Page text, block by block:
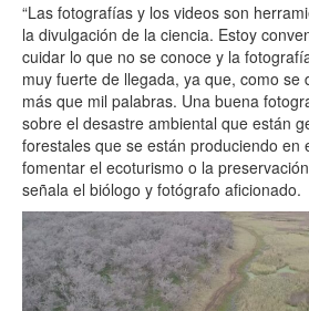
“Las fotografías y los videos son
la divulgación de la ciencia. Estoy
cuidar lo que no se conoce y la
muy fuerte de llegada, ya que, como se
más que mil palabras. Una buena
sobre el desastre ambiental que están
forestales que se están produciendo en
fomentar el ecoturismo o la
señala el biólogo y fotógrafo aficionado.